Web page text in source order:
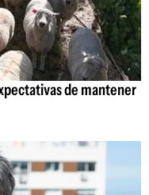
de mantener